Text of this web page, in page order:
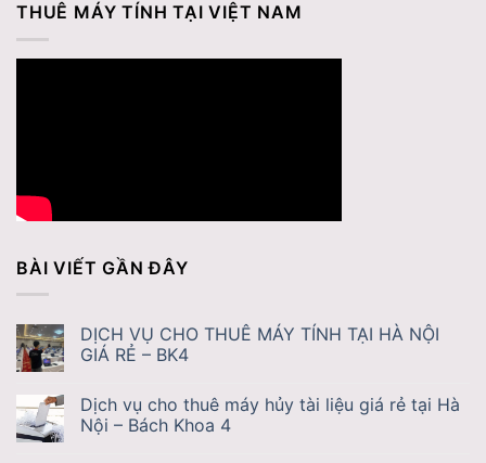
THUÊ MÁY TÍNH TẠI VIỆT NAM
BÀI VIẾT GẦN ĐÂY
DỊCH VỤ CHO THUÊ MÁY TÍNH TẠI HÀ NỘI
GIÁ RẺ – BK4
Dịch vụ cho thuê máy hủy tài liệu giá rẻ tại Hà
Nội – Bách Khoa 4